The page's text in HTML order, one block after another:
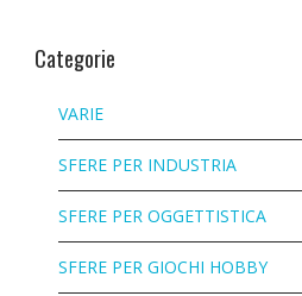
Categorie
VARIE
SFERE PER INDUSTRIA
SFERE PER OGGETTISTICA
SFERE PER GIOCHI HOBBY